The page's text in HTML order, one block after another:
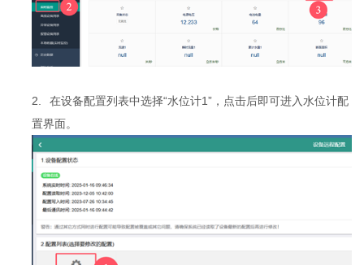
2.
在设备配置列表中选择“水位计1”，点击后即可进入水位计配
置界面。